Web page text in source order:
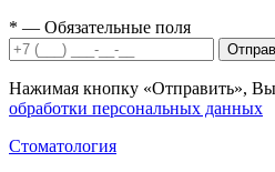
* — Обязательные поля
Нажимая кнопку «Отправить», Вы
обработки персональных данных
Стоматология